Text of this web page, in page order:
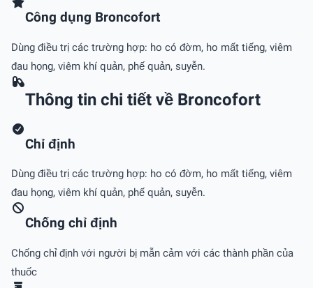
Công dụng Broncofort
Dùng điều trị các trường hợp: ho có đờm, ho mất tiếng, viêm
đau họng, viêm khí quản, phế quản, suyễn.
Thông tin chi tiết về Broncofort
Chỉ định
Dùng điều trị các trường hợp: ho có đờm, ho mất tiếng, viêm
đau họng, viêm khí quản, phế quản, suyễn.
Chống chỉ định
Chống chỉ định với người bị mẫn cảm với các thành phần của
thuốc